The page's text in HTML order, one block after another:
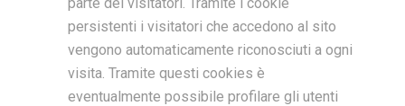
persistenti i visitatori che accedono al sito
vengono automaticamente riconosciuti a ogni
visita. Tramite questi cookies è
eventualmente possibile profilare gli utenti